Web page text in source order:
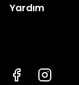
Yardım